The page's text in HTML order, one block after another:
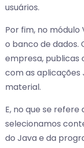
usuários.
Por fim, no módulo
o banco de dados.
empresa, publicas
com as aplicações
material.
E, no que se
selecionamos
do Java e da